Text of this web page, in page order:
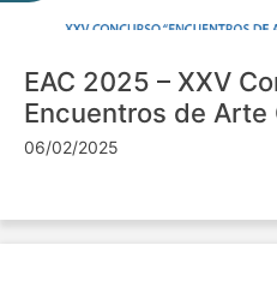
EAC 2025 – XXV
Encuentros de
06/02/2025